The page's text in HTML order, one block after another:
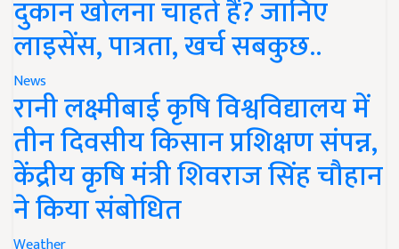
दुकान खोलना चाहते हैं? जानिए
लाइसेंस, पात्रता, खर्च सबकुछ..
News
रानी लक्ष्मीबाई कृषि विश्वविद्यालय में
तीन दिवसीय किसान प्रशिक्षण संपन्न,
केंद्रीय कृषि मंत्री शिवराज सिंह चौहान
ने किया संबोधित